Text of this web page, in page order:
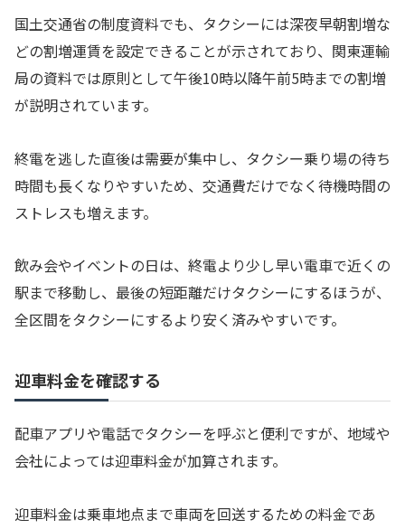
国土交通省の制度資料でも、タクシーには深夜早朝割増な
どの割増運賃を設定できることが示されており、関東運輸
局の資料では原則として午後10時以降午前5時までの割増
が説明されています。
終電を逃した直後は需要が集中し、タクシー乗り場の待ち
時間も長くなりやすいため、交通費だけでなく待機時間の
ストレスも増えます。
飲み会やイベントの日は、終電より少し早い電車で近くの
駅まで移動し、最後の短距離だけタクシーにするほうが、
全区間をタクシーにするより安く済みやすいです。
迎車料金を確認する
配車アプリや電話でタクシーを呼ぶと便利ですが、地域や
会社によっては迎車料金が加算されます。
迎車料金は乗車地点まで車両を回送するための料金であ